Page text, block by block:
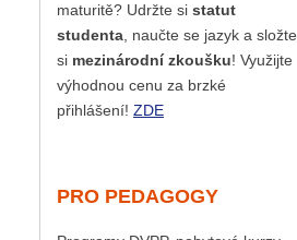
maturitě? Udržte si statut
studenta, naučte se jazyk a složte
si mezinárodní zkoušku! Využijte
výhodnou cenu za brzké
přihlášení! ZDE
PRO PEDAGOGY